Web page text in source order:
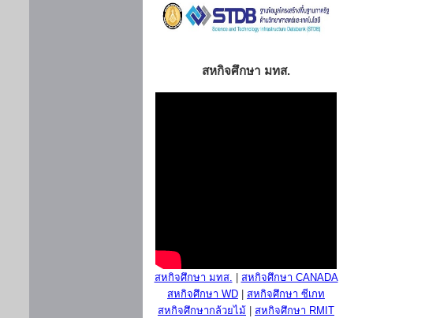
สหกิจศึกษา มทส.
สหกิจศึกษา มทส.
สหกิจศึกษา CANADA
สหกิจศึกษา WD
สหกิจศึกษา ซีเกท
สหกิจศึกษากล้วยไม้
สหกิจศึกษา RMIT